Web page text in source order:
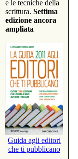
e le tecniche della
scrittura. Settima
edizione ancora
ampliata
Guida agli editori
che ti pubblicano